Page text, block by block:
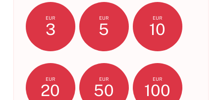
EUR
3
EUR
5
EUR
10
EUR
20
EUR
50
EUR
100